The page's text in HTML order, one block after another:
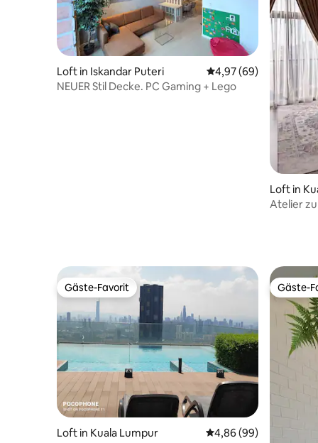
Loft in Iskandar Puteri Durchschnittliche
4,97 (69)
NEUER Stil Decke. PC Gaming + Lego
Loft in
Atelier
Bangsar
Gäste-Favorit
Gäste-Favorit
Loft in Kuala Lumpur Durchschnittliche
4,86 (99)
Gäste-
Gäste-